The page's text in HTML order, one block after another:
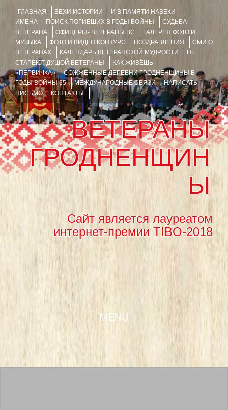
ГЛАВНАЯ ВЕХИ ИСТОРИИ
И В ПАМЯТИ НАВЕКИ
ИМЕНА
ПОИСК ПОГИБШИХ В ГОДЫ ВОЙНЫ
СУДЬБА
ВЕТЕРАНА
ОФИЦЕРЫ- ВЕТЕРАНЫ ВС
ГАЛЕРЕЯ ФОТО И
МУЗЫКА
ФОТО И ВИДЕО КОНКУРС ПОЗДРАВЛЕНИЯ
СМИ О
ВЕТЕРАНАХ
КАЛЕНДАРЬ ВЕТЕРАНСКОЙ МУДРОСТИ
НЕ
СТАРЕЮТ ДУШОЙ ВЕТЕРАНЫ
КАК ЖИВЁШЬ
«ПЕРВИЧКА»
СОЖЖЁННЫЕ ДЕРЕВНИ ГРОДНЕНЩИНЫ В
ГОДЫ ВОЙНЫ 35
МЕЖДУНАРОДНЫЕ СВЯЗИ
НАПИСАТЬ
ПИСЬМО
КОНТАКТЫ
ВЕТЕРАНЫ
ГРОДНЕНЩИН
Ы
Сайт является лауреатом
интернет-премии TIBO-2018
MENU
SKIP TO CONTENT